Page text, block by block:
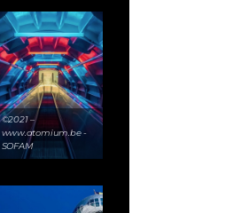
©2021 –
www.atomium.be -
SOFAM